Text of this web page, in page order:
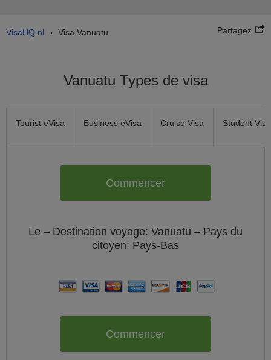
VisaHQ.nl › Visa Vanuatu Partagez
Vanuatu Types de visa
Tourist eVisa Business eVisa Cruise Visa Student Visa
Commencer
Le – Destination voyage: Vanuatu – Pays du
citoyen: Pays-Bas
Commencer